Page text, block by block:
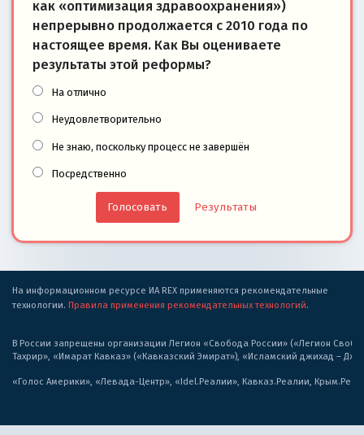
как «оптимизация здравоохранения»)
непрерывно продолжается с 2010 года по
настоящее время. Как Вы оцениваете
результаты этой реформы?
На отлично
Неудовлетворительно
Не знаю, поскольку процесс не завершён
Посредственно
Результаты
На информационном ресурсе ИА REX применяются рекомендательные
технологии. Правила применения рекомендательных технологий.
В России запрещены организации Легион «Свобода России» («Легион
Тахрир», «Имарат Кавказ» («Кавказский Эмират»), «Исламский джихад –
«Голос Америки», «Левада-Центр», «Idel.Реалии», Кавказ.Реалии,